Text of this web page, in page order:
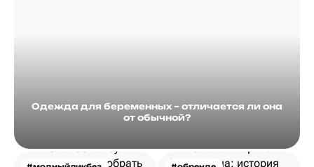
Одежда для беременных – отличается ли она
от обычной?